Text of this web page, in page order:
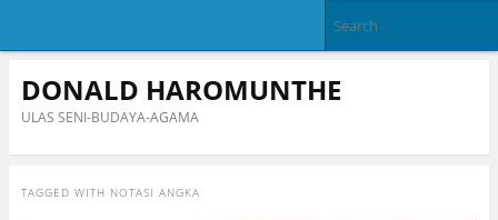
DONALD HAROMUNTHE
ULAS SENI-BUDAYA-AGAMA
TAGGED WITH NOTASI ANGKA